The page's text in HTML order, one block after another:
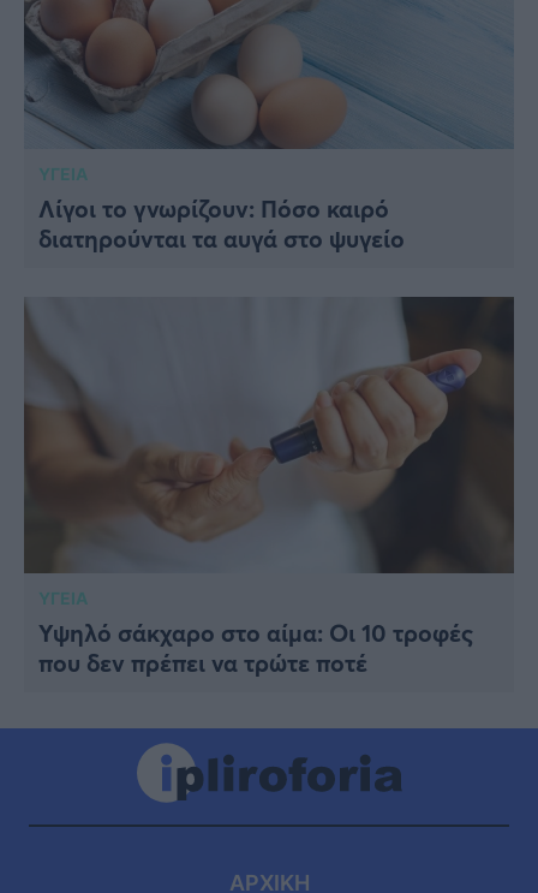
ΥΓΕΙΑ
Λίγοι το γνωρίζουν: Πόσο καιρό
διατηρούνται τα αυγά στο ψυγείο
ΥΓΕΙΑ
Υψηλό σάκχαρο στο αίμα: Οι 10 τροφές
που δεν πρέπει να τρώτε ποτέ
ΑΡΧΙΚΗ